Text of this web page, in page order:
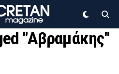
"Αβραμάκης"